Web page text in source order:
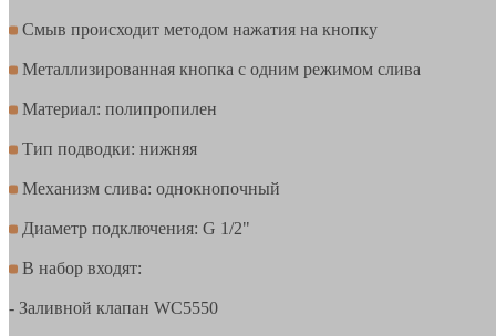
Смыв происходит методом нажатия на кнопку
Металлизированная кнопка с одним режимом слива
Материал: полипропилен
Тип подводки: нижняя
Механизм слива: однокнопочный
Диаметр подключения: G 1/2"
В набор входят:
- Заливной клапан WC5550